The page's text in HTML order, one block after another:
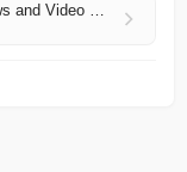
Al Jazeera | Breaking News, World News and Video 한국어 RSS